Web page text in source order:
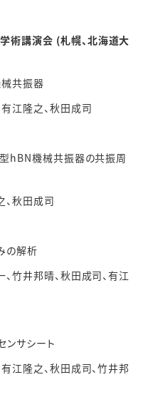
術講演会 (札幌、北海道大
共振器
江隆之、秋田成司
機械共振器の共振周
秋田成司
解析
井邦晴、秋田成司、有江
サシート
隆之、秋田成司、竹井邦